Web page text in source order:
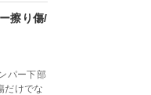
擦り傷/
パー下部
だけでな